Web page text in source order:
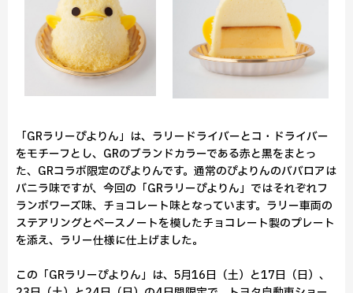
「GRラリーぴよりん」は、ラリードライバーとコ・ドライバー
をモチーフとし、GRのブランドカラーである赤と黒をまとっ
た、GRコラボ限定のぴよりんです。通常のぴよりんのババロアは
バニラ味ですが、今回の「GRラリーぴよりん」ではそれぞれフ
ランボワーズ味、チョコレート味となっています。ラリー車両の
ステアリングとペースノートを模したチョコレート製のプレート
を添え、ラリー仕様に仕上げました。
この「GRラリーぴよりん」は、5月16日（土）と17日（日）、